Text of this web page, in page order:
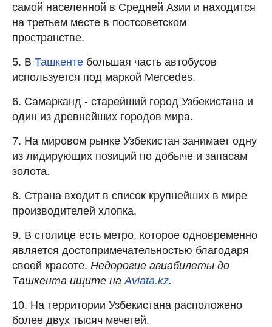
самой населенной в Средней Азии и находится
на третьем месте в постсоветском
пространстве.
5. В Ташкенте большая часть автобусов
используется под маркой Mercedes.
6. Самарканд - старейший город Узбекистана и
один из древнейших городов мира.
7. На мировом рынке Узбекистан занимает одну
из лидирующих позиций по добыче и запасам
золота.
8. Страна входит в список крупнейших в мире
производителей хлопка.
9. В столице есть метро, которое одновременно
является достопримечательностью благодаря
своей красоте. Недорогие авиабилеты до
Ташкента ищите на Aviata.kz.
10. На территории Узбекистана расположено
более двух тысяч мечетей.